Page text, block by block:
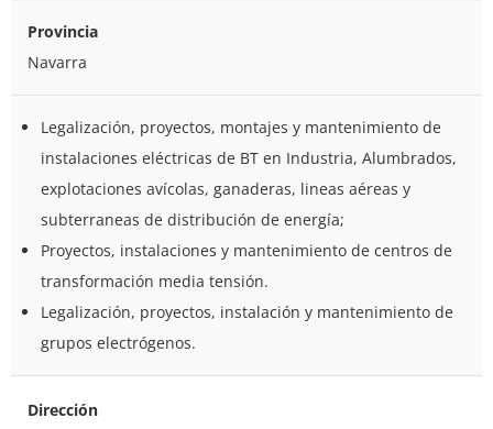
Provincia
Navarra
Legalización, proyectos, montajes y mantenimiento de
instalaciones eléctricas de BT en Industria, Alumbrados,
explotaciones avícolas, ganaderas, lineas aéreas y
subterraneas de distribución de energía;
Proyectos, instalaciones y mantenimiento de centros de
transformación media tensión.
Legalización, proyectos, instalación y mantenimiento de
grupos electrógenos.
Dirección